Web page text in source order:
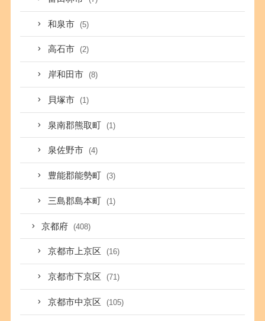
和泉市 (5)
高石市 (2)
岸和田市 (8)
貝塚市 (1)
泉南郡熊取町 (1)
泉佐野市 (4)
豊能郡能勢町 (3)
三島郡島本町 (1)
京都府 (408)
京都市上京区 (16)
京都市下京区 (71)
京都市中京区 (105)